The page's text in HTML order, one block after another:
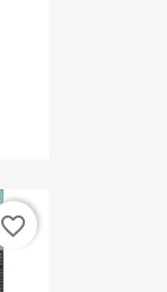
favorite_border